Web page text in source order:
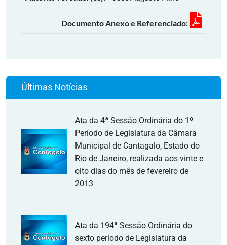
Documento Anexo e Referenciado:
Últimas Notícias
Ata da 4ª Sessão Ordinária do 1º
Período de Legislatura da Câmara
Municipal de Cantagalo, Estado do
Rio de Janeiro, realizada aos vinte e
oito dias do mês de fevereiro de
2013
Ata da 194ª Sessão Ordinária do
sexto período de Legislatura da